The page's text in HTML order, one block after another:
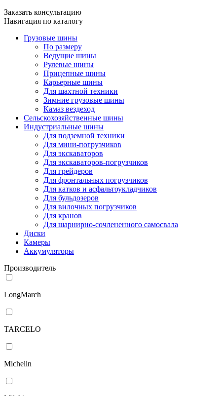
Заказать консультацию
Навигация по каталогу
Грузовые шины
По размеру
Ведущие шины
Рулевые шины
Прицепные шины
Карьерные шины
Для шахтной техники
Зимние грузовые шины
Камаз вездеход
Сельскохозяйственные шины
Индустриальные шины
Для подземной техники
Для мини-погрузчиков
Для экскаваторов
Для экскаваторов-погрузчиков
Для грейдеров
Для фронтальных погрузчиков
Для катков и асфальтоукладчиков
Для бульдозеров
Для вилочных погрузчиков
Для кранов
Для шарнирно-сочлененного самосвала
Диски
Камеры
Аккумуляторы
Производитель
LongMarch
TARCELO
Michelin